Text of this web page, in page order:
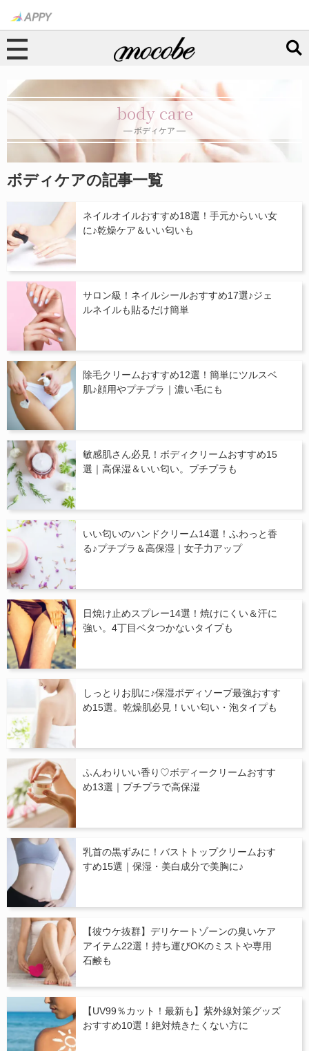
body care
ボディケア
ボディケアの記事一覧
ネイルオイルおすすめ18選！手元からいい女
に♪乾燥ケア＆いい匂いも
サロン級！ネイルシールおすすめ17選♪ジェ
ルネイルも貼るだけ簡単
除毛クリームおすすめ12選！簡単にツルスベ
肌♪顔用やプチプラ｜濃い毛にも
敏感肌さん必見！ボディクリームおすすめ15
選｜高保湿＆いい匂い。プチプラも
いい匂いのハンドクリーム14選！ふわっと香
る♪プチプラ＆高保湿｜女子力アップ
日焼け止めスプレー14選！焼けにくい＆汗に
強い。4丁目ベタつかないタイプも
しっとりお肌に♪保湿ボディソープ最強おすす
め15選。乾燥肌必見！いい匂い・泡タイプも
ふんわりいい香り♡ボディークリームおすす
め13選｜プチプラで高保湿
乳首の黒ずみに！バストトップクリームおす
すめ15選｜保湿・美白成分で美胸に♪
【彼ウケ抜群】デリケートゾーンの臭いケア
アイテム22選！持ち運びOKのミストや専用
石鹸も
【UV99％カット！最新も】紫外線対策グッズ
おすすめ10選！絶対焼きたくない方に